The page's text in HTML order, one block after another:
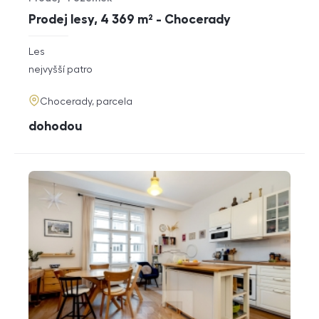
Prodej lesy, 4 369 m² - Chocerady
Typ nabídky
Typ nemovitosti
rozměry
Les
funkce
nejvyšší patro
adresa
Chocerady, parcela
cena
dohodou